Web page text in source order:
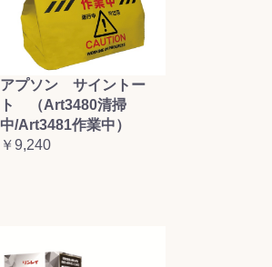
アプソン サイントー
ト （Art3480清掃
中/Art3481作業中）
￥9,240